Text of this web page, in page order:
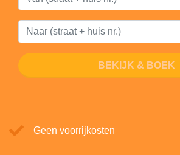
BEKIJK & BOEK
Geen voorrijkosten